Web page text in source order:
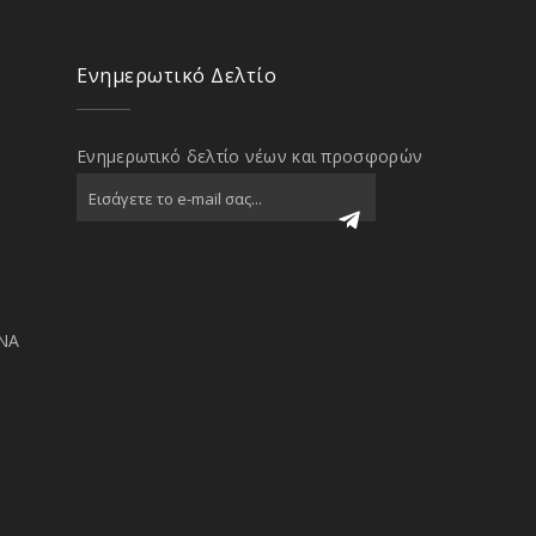
Ενημερωτικό Δελτίο
Ενημερωτικό δελτίο νέων και προσφορών